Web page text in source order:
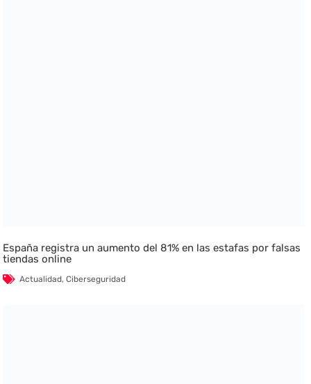
España registra un aumento del 81% en las estafas por falsas
tiendas online
Actualidad,Ciberseguridad